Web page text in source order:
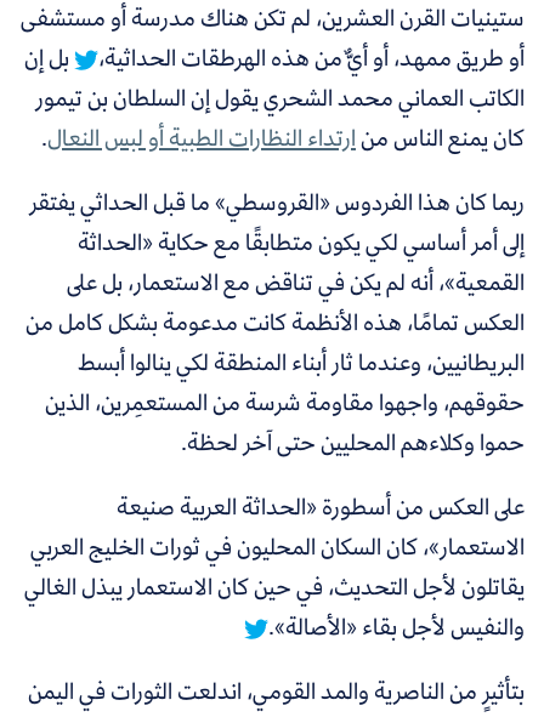
ستينيات القرن العشرين، لم تكن هناك مدرسة أو مستشفى
أو طريق ممهد، أو أيٌّ من هذه الهرطقات الحداثية،
بل إن
الكاتب العماني محمد الشحري يقول إن السلطان بن تيمور
كان يمنع الناس منارتداء النظارات الطبية أو لبس النعال.
ربما كان هذا الفردوس «القروسطي» ما قبل الحداثي يفتقر
إلى أمر أساسي لكي يكون متطابقًا مع حكاية «الحداثة
القمعية»، أنه لم يكن في تناقض مع الاستعمار، بل على
العكس تمامًا، هذه الأنظمة كانت مدعومة بشكل كامل من
البريطانيين، وعندما ثار أبناء المنطقة لكي ينالوا أبسط
حقوقهم، واجهوا مقاومة شرسة من المستعمِرين، الذين
حموا وكلاءهم المحليين حتى آخر لحظة.
على العكس من أسطورة «الحداثة العربية صنيعة
الاستعمار»، كان السكان المحليون في ثورات الخليج العربي
يقاتلون لأجل التحديث، في حين كان الاستعمار يبذل الغالي
والنفيس لأجل بقاء «الأصالة».
بتأثيرٍ من الناصرية والمد القومي، اندلعت الثورات في اليمن